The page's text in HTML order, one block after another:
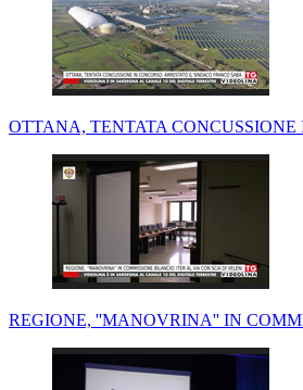
OTTANA, TENTATA
REGIONE, ''MANOVRINA'' IN